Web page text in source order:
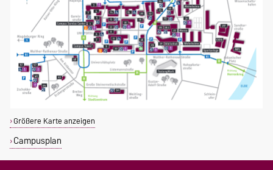
Größere Karte anzeigen
Campusplan